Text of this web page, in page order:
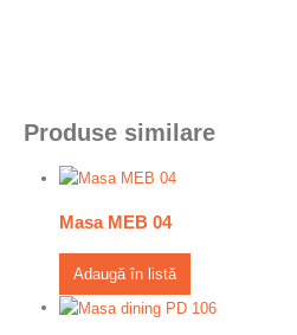
Produse similare
Masa MEB 04
Adaugă în listă